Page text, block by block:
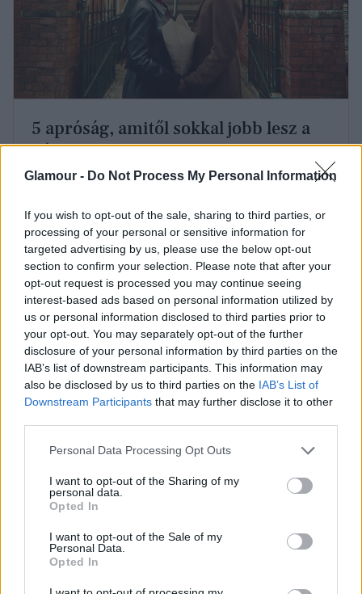
Glamour - Do Not Process My Personal Information
If you wish to opt-out of the sale, sharing to third parties, or
processing of your personal or sensitive information for
targeted advertising by us, please use the below opt-out
section to confirm your selection. Please note that after your
opt-out request is processed you may continue seeing
interest-based ads based on personal information utilized by
us or personal information disclosed to third parties prior to
your opt-out. You may separately opt-out of the further
disclosure of your personal information by third parties on the
IAB’s list of downstream participants. This information may
also be disclosed by us to third parties on the IAB’s List of
Downstream Participants that may further disclose it to other
Please note that this website/app uses one or more Google
not limited to your visit or usage behaviour. You may click to
grant or deny consent to Google and its third-party tags to
use your data for below specified purposes in below Google
consent section.
Personal Data Processing Opt Outs
I want to opt-out of the Sharing of my
personal data.
Opted In
I want to opt-out of the Sale of my
Personal Data.
Opted In
5 apróság, amitől sokkal jobb lesz a
párkapcsolatod
3. Hálásak a másikért, és
ezt ki is fejezik
Gyakran hallani, hogy az unalom, a fásultság és az,
ha természetesnek vesszük, hogy a másik mindig
ott lesz és mindig szeretni fog minket, a legnagyobb
gyilkosai a szerelemnek. Bármennyiszer is halljuk
ezt, sajnos nagyon gyakori hiba, amit rengeteg
ember elkövet, aki hosszú kapcsolatban él.
Legtöbbször úgy, hogy észre sem veszi. Nem lehet
éveken át mindennap remegő gyomorral gondolni a
másikra és a nap huszonnégy órájában égni a
szerelemtől, de még egy több évtizedes
magunkban, milyen szerencsések is vagyunk azért,
mert szeretnek és mi is szerethetünk valakit. A
gyakrabban fejezik ki öleléssel, csókokkal
érzelmeiket, megünneplik a fontos évfordulókat,